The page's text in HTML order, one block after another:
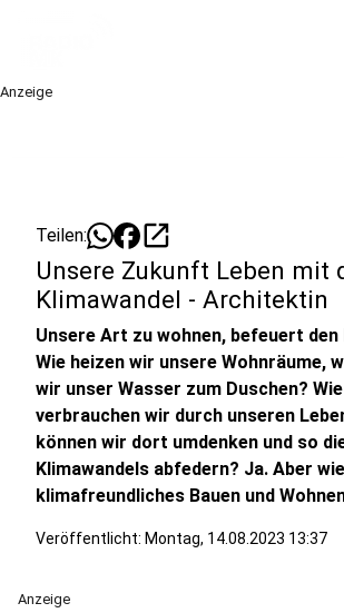
Anzeige
Teilen: open_in_new
Unsere Zukunft Leben mit
Klimawandel - Architektin
Unsere Art zu wohnen, befeuert den
Wie heizen wir unsere Wohnräume,
wir unser Wasser zum Duschen?
verbrauchen wir durch unseren
können wir dort umdenken und so
Klimawandels abfedern? Ja. Aber
klimafreundliches Bauen und
Veröffentlicht: Montag, 14.08.2023 13:37
Anzeige